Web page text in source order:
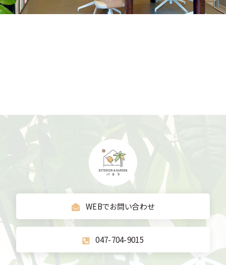
WEBでお問い合わせ
047-704-9015